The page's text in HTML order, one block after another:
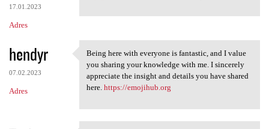
17.01.2023
Adres
hendyr
07.02.2023
Adres
Being here with everyone is
Being here with everyone is fantastic, and I value
you sharing your knowledge with me. I sincerely
appreciate the insight and details you have shared
here. https://emojihub.org